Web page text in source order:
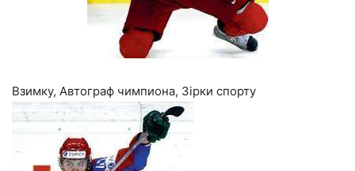
Взимку, Автограф чимпиона, Зірки спорту